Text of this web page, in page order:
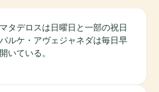
タデロスは日曜日と一部の祝日
ルケ・アヴェジャネダは毎日早
いている。